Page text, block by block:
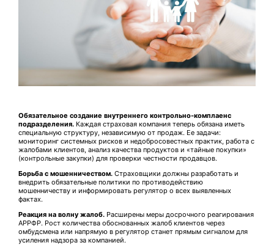
Обязательное создание внутреннего контрольно-комплаенс
подразделения. Каждая страховая компания теперь обязана иметь
специальную структуру, независимую от продаж. Ее задачи:
мониторинг системных рисков и недобросовестных практик, работа с
жалобами клиентов, анализ качества продуктов и «тайные покупки»
(контрольные закупки) для проверки честности продавцов.
Борьба с мошенничеством. Страховщики должны разработать и
внедрить обязательные политики по противодействию
мошенничеству и информировать регулятор о всех выявленных
фактах.
Реакция на волну жалоб. Расширены меры досрочного реагирования
АРРФР. Рост количества обоснованных жалоб клиентов через
омбудсмена или напрямую в регулятор станет прямым сигналом для
усиления надзора за компанией.